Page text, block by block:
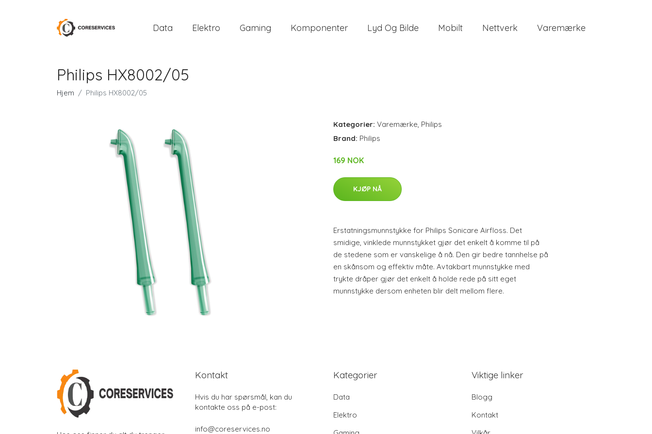
Data Elektro Gaming Komponenter Lyd Og Bilde Mobilt Nettverk Varemærke
Philips HX8002/05
Hjem Philips HX8002/05
Kategorier: Varemærke, Philips
Brand: Philips
169 NOK
KJØP NÅ
Erstatningsmunnstykke for Philips Sonicare Airfloss. Det
smidige, vinklede munnstykket gjør det enkelt å komme til på
de stedene som er vanskelige å nå. Den gir bedre tannhelse på
en skånsom og effektiv måte. Avtakbart munnstykke med
trykte dråper gjør det enkelt å holde rede på sitt eget
munnstykke dersom enheten blir delt mellom flere.
Kontakt
Hvis du har spørsmål, kan du
kontakte oss på e-post:
info@coreservices.no
Kategorier
Data
Elektro
Viktige linker
Blogg
Kontakt